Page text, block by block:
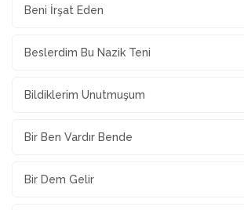
Beni İrşat Eden
Beslerdim Bu Nazik Teni
Bildiklerim Unutmuşum
Bir Ben Vardır Bende
Bir Dem Gelir